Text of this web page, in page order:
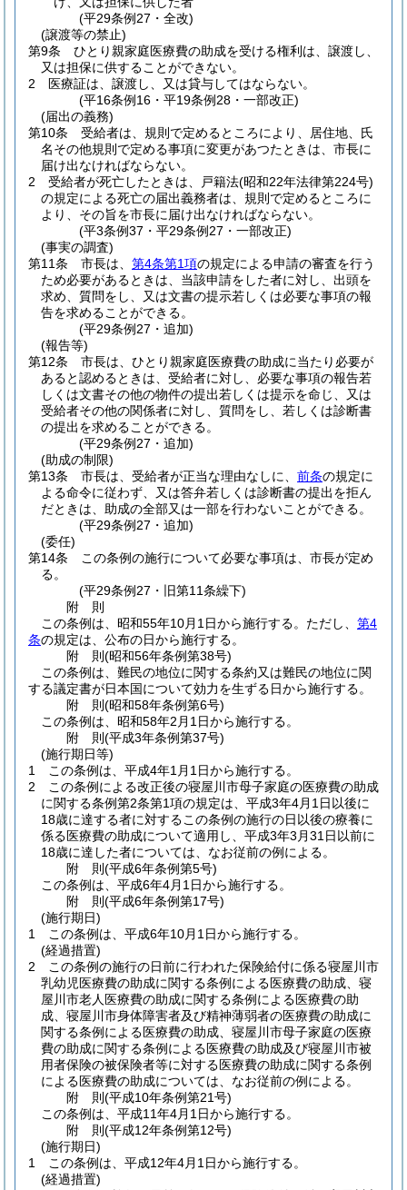
(平29条例27・全改)
(譲渡等の禁止)
第9条
ひとり親家庭医療費の助成を受ける権利は、譲渡し、
又は担保に供することができない。
2
医療証は、譲渡し、又は貸与してはならない。
(平16条例16・平19条例28・一部改正)
(届出の義務)
第10条
受給者は、規則で定めるところにより、居住地、氏
名その他規則で定める事項に変更があつたときは、市長に
届け出なければならない。
2
受給者が死亡したときは、戸籍法(昭和22年法律第224号)
の規定による死亡の届出義務者は、規則で定めるところに
より、その旨を市長に届け出なければならない。
(平3条例37・平29条例27・一部改正)
(事実の調査)
第11条
市長は、 第4条第1項の規定による申請の審査を行う
ため必要があるときは、当該申請をした者に対し、出頭を
求め、質問をし、又は文書の提示若しくは必要な事項の報
告を求めることができる。
(平29条例27・追加)
(報告等)
第12条
市長は、ひとり親家庭医療費の助成に当たり必要が
あると認めるときは、受給者に対し、必要な事項の報告若
しくは文書その他の物件の提出若しくは提示を命じ、又は
受給者その他の関係者に対し、質問をし、若しくは診断書
の提出を求めることができる。
(平29条例27・追加)
(助成の制限)
第13条
市長は、受給者が正当な理由なしに、 前条の規定に
よる命令に従わず、又は答弁若しくは診断書の提出を拒ん
だときは、助成の全部又は一部を行わないことができる。
(平29条例27・追加)
(委任)
第14条
この条例の施行について必要な事項は、市長が定め
る。
(平29条例27・旧第11条繰下)
附 則
この条例は、昭和55年10月1日から施行する。 ただし、 第4
条の規定は、公布の日から施行する。
附 則(昭和56年条例第38号)
この条例は、難民の地位に関する条約又は難民の地位に関
する議定書が日本国について効力を生ずる日から施行する。
附 則(昭和58年条例第6号)
この条例は、昭和58年2月1日から施行する。
附 則(平成3年条例第37号)
(施行期日等)
1
この条例は、平成4年1月1日から施行する。
2
この条例による改正後の寝屋川市母子家庭の医療費の助成
に関する条例第2条第1項の規定は、平成3年4月1日以後に
18歳に達する者に対するこの条例の施行の日以後の療養に
係る医療費の助成について適用し、平成3年3月31日以前に
18歳に達した者については、なお従前の例による。
附 則(平成6年条例第5号)
この条例は、平成6年4月1日から施行する。
附 則(平成6年条例第17号)
(施行期日)
1
この条例は、平成6年10月1日から施行する。
(経過措置)
2
この条例の施行の日前に行われた保険給付に係る寝屋川市
乳幼児医療費の助成に関する条例による医療費の助成、寝
屋川市老人医療費の助成に関する条例による医療費の助
成、寝屋川市身体障害者及び精神薄弱者の医療費の助成に
関する条例による医療費の助成、寝屋川市母子家庭の医療
費の助成に関する条例による医療費の助成及び寝屋川市被
用者保険の被保険者等に対する医療費の助成に関する条例
による医療費の助成については、なお従前の例による。
附 則(平成10年条例第21号)
この条例は、平成11年4月1日から施行する。
附 則(平成12年条例第12号)
(施行期日)
1
この条例は、平成12年4月1日から施行する。
(経過措置)